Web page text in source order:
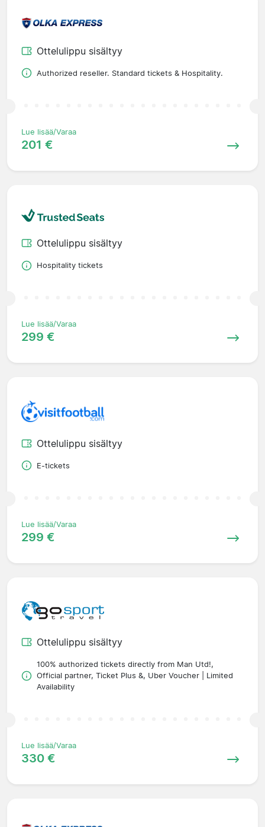
Ottelulippu sisältyy
Authorized reseller. Standard tickets & Hospitality.
Lue lisää/Varaa
201 €
Ottelulippu sisältyy
Hospitality tickets
Lue lisää/Varaa
299 €
Ottelulippu sisältyy
E-tickets
Lue lisää/Varaa
299 €
Ottelulippu sisältyy
100% authorized tickets directly from Man Utd!,
Official partner, Ticket Plus &, Uber Voucher | Limited
Availability
Lue lisää/Varaa
330 €